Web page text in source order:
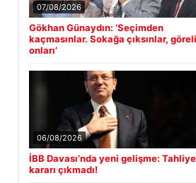
07/08/2026
Gökhan Günaydın: ‘Seçimden
kaçmasınlar. Sokağa çıksınlar,
onları’
06/08/2026
İBB Davası’nda yeni gelişme: Tahliye
kararı çıkmadı!